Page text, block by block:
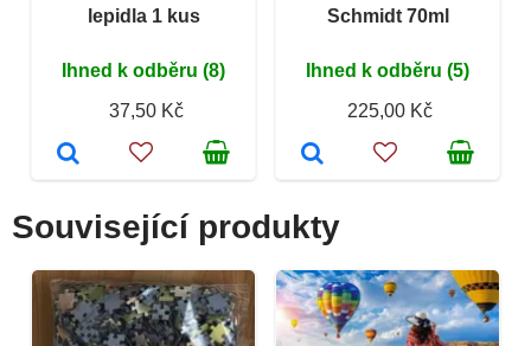
lepidla 1 kus
Ihned k odběru (8)
37,50 Kč
Schmidt 70ml
Ihned k odběru (5)
225,00 Kč
Související produkty